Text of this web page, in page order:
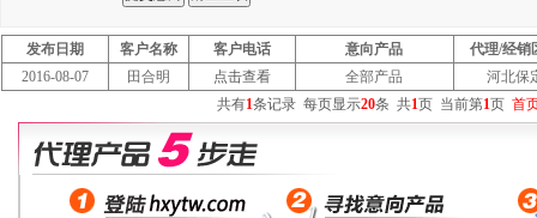
发布日期 客户名称 客户电话 意向产品
代理/经销
2016-08-07
田合明 点击查看 全部产品
河北保
共有1条记录 每页显示20条 共1页 当前第1页 首